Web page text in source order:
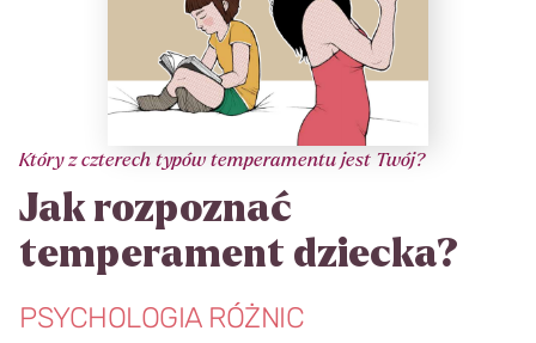
Który z czterech typów temperamentu jest Twój?
Jak rozpoznać
temperament dziecka?
PSYCHOLOGIA RÓŻNIC